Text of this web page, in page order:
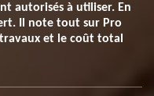
autorisés à utiliser. En
Il note tout sur Pro
et le coût total